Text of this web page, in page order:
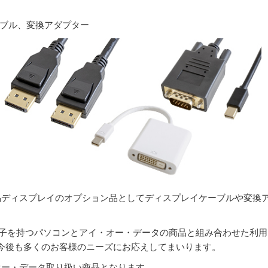
ル、変換アダプター
ィスプレイのオプション品としてディスプレイケーブルや変換
を持つパソコンとアイ・オー・データの商品と組み合わせた利用
も多くのお客様のニーズにお応えしてまいります。